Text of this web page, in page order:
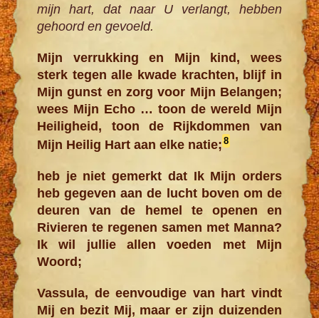
mijn hart, dat naar U verlangt, hebben
gehoord en gevoeld.
Mijn verrukking en Mijn kind, wees
sterk tegen alle kwade krachten, blijf in
Mijn gunst en zorg voor Mijn Belangen;
wees Mijn Echo … toon de wereld Mijn
Heiligheid, toon de Rijkdommen van
Mijn Heilig Hart aan elke natie;8
heb je niet gemerkt dat Ik Mijn orders
heb gegeven aan de lucht boven om de
deuren van de hemel te openen en
Rivieren te regenen samen met Manna?
Ik wil jullie allen voeden met Mijn
Woord;
Vassula, de eenvoudige van hart vindt
Mij en bezit Mij, maar er zijn duizenden